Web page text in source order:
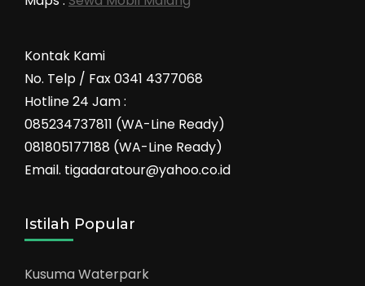
Kontak Kami
No. Telp / Fax 0341 4377068
Hotline 24 Jam :
085234737811 (WA-Line Ready)
081805177188 (WA-Line Ready)
Email. tigadaratour@yahoo.co.id
Istilah Popular
Kusuma Waterpark